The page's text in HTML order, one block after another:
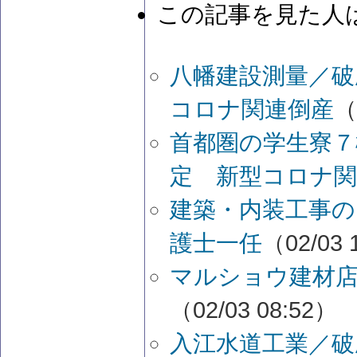
この記事を見た人
八幡建設測量／
コロナ関連倒産
首都圏の学生寮
定 新型コロナ
建築・内装工事
護士一任 （02/03
マルショウ建材
（02/03 08:52）
入江水道工業／